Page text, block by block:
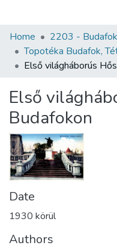
Communities &
All of DSpace
About us
Home
2203 -
Topotéka Budafok,
Első
Budafokon
Date
1930 körül
Authors